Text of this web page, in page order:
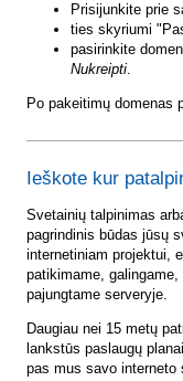
Prisijunkite prie
ties skyriumi
pasirinkite
Nukreipti.
Po pakeitimų domenas
Ieškote kur
Svetainių talpinimas
pagrindinis būdas jūsų
internetiniam projektui,
patikimame,
pajungtame serveryje.
Daugiau nei 15 metų
lankstūs paslaugų
pas mus savo interneto